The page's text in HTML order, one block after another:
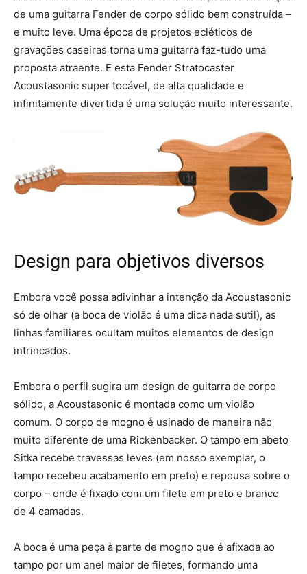
de uma guitarra Fender de corpo sólido bem construída –
e muito leve. Uma época de projetos ecléticos de
gravações caseiras torna uma guitarra faz-tudo uma
proposta atraente. E esta Fender Stratocaster
Acoustasonic super tocável, de alta qualidade e
infinitamente divertida é uma solução muito interessante.
Design para objetivos diversos
Embora você possa adivinhar a intenção da Acoustasonic
só de olhar (a boca de violão é uma dica nada sutil), as
linhas familiares ocultam muitos elementos de design
intrincados.
Embora o perfil sugira um design de guitarra de corpo
sólido, a Acoustasonic é montada como um violão
comum. O corpo de mogno é usinado de maneira não
muito diferente de uma Rickenbacker. O tampo em abeto
Sitka recebe travessas leves (em nosso exemplar, o
tampo recebeu acabamento em preto) e repousa sobre o
corpo – onde é fixado com um filete em preto e branco
de 4 camadas.
A boca é uma peça à parte de mogno que é afixada ao
tampo por um anel maior de filetes, formando uma